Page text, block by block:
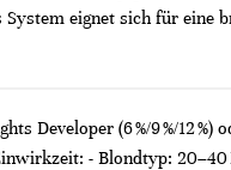
eignet sich für
Developer (6 %/9 %/12
- Blondtyp: